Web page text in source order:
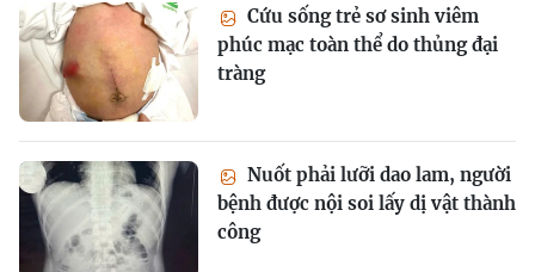
Cứu sống trẻ sơ sinh viêm
phúc mạc toàn thể do thủng đại
tràng
Nuốt phải lưỡi dao lam, người
bệnh được nội soi lấy dị vật thành
công